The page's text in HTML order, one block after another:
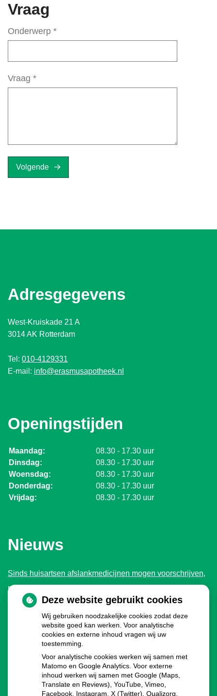
Vraag
Onderwerp *
Vraag *
Volgende
Adresgegevens
West-Kruiskade 21 A
3014 AK Rotterdam
Tel: 010-4129331
E-mail: info@erasmusapotheek.nl
Openingstijden
Maandag:
08.30 - 17.30 uur
Dinsdag:
08.30 - 17.30 uur
Woensdag:
08.30 - 17.30 uur
Donderdag:
08.30 - 17.30 uur
Vrijdag:
08.30 - 17.30 uur
Nieuws
Sinds huisartsen afslankmedicijnen mogen voorschrijven,
neemt gebruik toe
Schurft sinds corona geen vergeten ziekte meer: aantal
uitbraken fors gestegen
Stoppen met afslankmedicijnen betekent zonder
leefstijlaanpassingen weer gewichtstoename
Kookadvies drinkwater in provincie Utrecht vanwege
besmetting
Terugroepactie babyvoeding Nestlé: bacterie kan baby’s
Deze website gebruikt cookies
Wij gebruiken noodzakelijke cookies zodat deze
website goed kan werken. Voor analytische
cookies en externe inhoud vragen wij uw
toestemming.
Voor analytische cookies werken wij samen met
Matomo en Google Analytics. Voor externe
inhoud werken wij samen met Google (Maps,
Translate en Reviews), YouTube, Vimeo,
Facebook, Instagram, X (Twitter), Qualizorg,